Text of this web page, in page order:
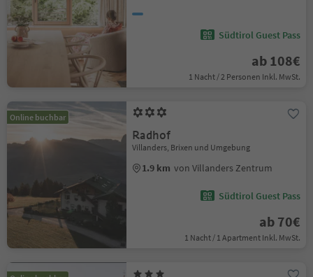
Südtirol Guest Pass
ab 108€
1 Nacht / 2 Personen Inkl. MwSt.
Online buchbar
Radhof
Villanders, Brixen und Umgebung
1.9 km von Villanders Zentrum
Südtirol Guest Pass
ab 70€
1 Nacht / 1 Apartment Inkl. MwSt.